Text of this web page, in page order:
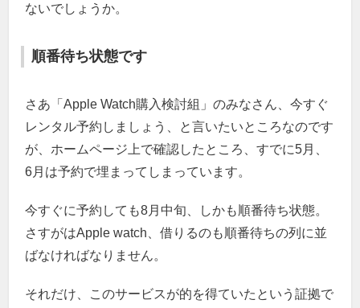
ないでしょうか。
順番待ち状態です
さあ「Apple Watch購入検討組」のみなさん、今すぐ
レンタル予約しましょう、と言いたいところなのです
が、ホームページ上で確認したところ、すでに5月、
6月は予約で埋まってしまっています。
今すぐに予約しても8月中旬、しかも順番待ち状態。
さすがはApple watch、借りるのも順番待ちの列に並
ばなければなりません。
それだけ、このサービスが的を得ていたという証拠で